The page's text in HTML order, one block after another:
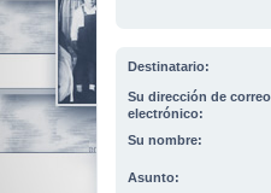
Destinatario:
Su dirección de correo
electrónico:
Su nombre:
Asunto: